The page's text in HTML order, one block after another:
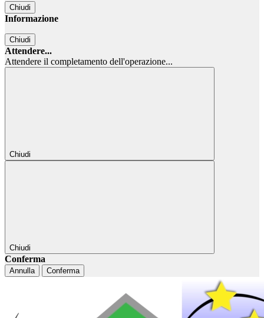
Chiudi
Informazione
Chiudi
Attendere...
Attendere il completamento dell'operazione...
Chiudi
Chiudi
Conferma
Annulla Conferma